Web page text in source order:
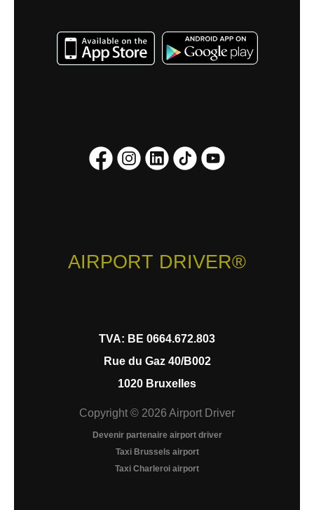
AIRPORT DRIVER®
TVA: BE 0664.672.803
Rue du Gaz 40/B002
1020 Bruxelles
Copyright © 2026 Airport Driver
Devenir partenaire airport driver
Taxi Brussels airport
Taxi Charleroi airport